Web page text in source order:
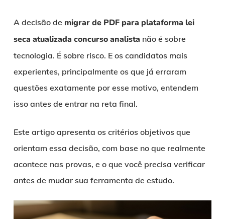
A decisão de migrar de PDF para plataforma lei
seca atualizada concurso analista não é sobre
tecnologia. É sobre risco. E os candidatos mais
experientes, principalmente os que já erraram
questões exatamente por esse motivo, entendem
isso antes de entrar na reta final.
Este artigo apresenta os critérios objetivos que
orientam essa decisão, com base no que realmente
acontece nas provas, e o que você precisa verificar
antes de mudar sua ferramenta de estudo.